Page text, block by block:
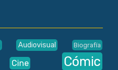
Audiovisual Biografía
Cine Cómic